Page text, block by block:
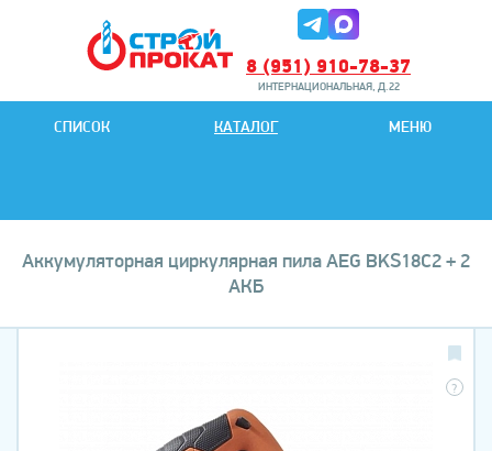
СПИСОК КАТАЛОГ МЕНЮ
8 (951) 910-78-37
ИНТЕРНАЦИОНАЛЬНАЯ, Д.22
ИНТЕРНАЦИОНАЛЬНАЯ, Д.22
Аккумуляторная циркулярная пила AEG BKS18C2 + 2
АКБ
?